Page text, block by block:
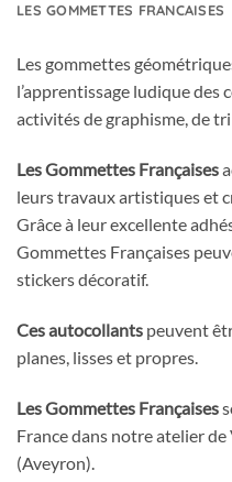
LES GOMMETTES FRANCAISES
Les gommettes
l’apprentissage ludique des
activités de graphisme, de
Les Gommettes Françaises
leurs travaux artistiques et
Grâce à leur excellente
Gommettes Françaises
stickers décoratif.
Ces autocollants peuvent
planes, lisses et propres.
Les Gommettes Françaises
France dans notre atelier
(Aveyron).